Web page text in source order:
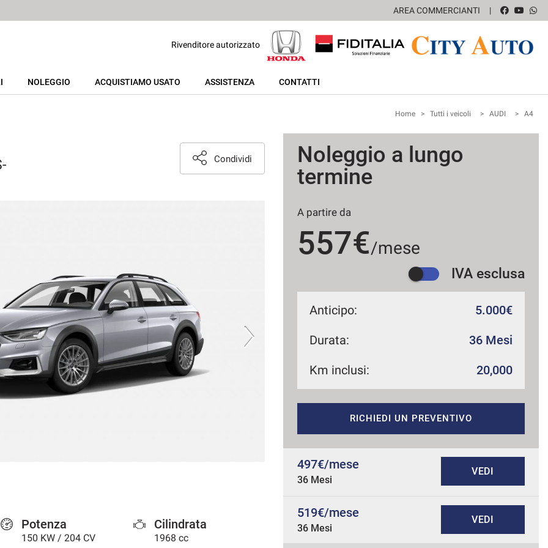
AREA COMMERCIANTI
Rivenditore autorizzato
NOLEGGIO ACQUISTIAMO USATO ASSISTENZA CONTATTI
Home > Tutti i veicoli > AUDI > A4
Condividi
Potenza
150 KW / 204 CV
Cilindrata
1968 cc
Noleggio a lungo
termine
A partire da
557€/mese
IVA esclusa
Anticipo: 5.000€
Durata: 36 Mesi
Km inclusi: 20,000
RICHIEDI UN PREVENTIVO
497€/mese
36 Mesi
VEDI
519€/mese
36 Mesi
VEDI